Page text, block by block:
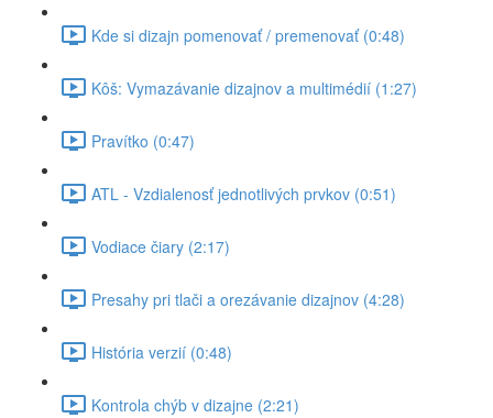
Kde si dizajn pomenovať / premenovať (0:48)
Kôš: Vymazávanie dizajnov a multimédií (1:27)
Pravítko (0:47)
ATL - Vzdialenosť jednotlivých prvkov (0:51)
Vodiace čiary (2:17)
Presahy pri tlači a orezávanie dizajnov (4:28)
História verzií (0:48)
Kontrola chýb v dizajne (2:21)